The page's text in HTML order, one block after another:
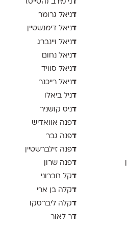
דני מירב (הטייס)
דניאל גרומר
דניאל דימנשטיין
דניאל ויינברג
דניאל נחום
דניאל סוויד
דניאל רייכנר
דניל ביאלו
דניס קושניר
דפנה אוואדיש
דפנה גבר
דפנה זילברשטיין
דפנה שרון
דקל חברוני
דקלה בן ארי
דקלה ליברסקו
דר לאור